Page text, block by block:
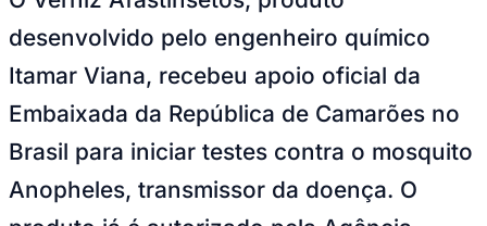
NBA
Fórmula 1
UFC
Tênis (ATP)
MLB
NHL
Atletismo
Vôlei
NBB
Competições de Futebol
desenvolvido pelo engenheiro químico
Itamar Viana, recebeu apoio oficial da
Embaixada da República de Camarões no
Brasil para iniciar testes contra o mosquito
Anopheles, transmissor da doença. O